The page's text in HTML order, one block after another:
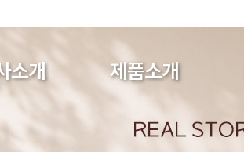
소개 제품소개